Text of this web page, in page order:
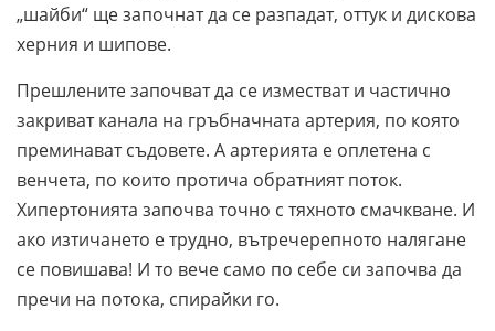
„шайби“ ще започнат да се разпадат, оттук и дискова
херния и шипове.
Прешлените започват да се изместват и частично
закриват канала на гръбначната артерия, по която
преминават съдовете. А артерията е оплетена с
венчета, по които протича обратният поток.
Хипертонията започва точно с тяхното смачкване. И
ако изтичането е трудно, вътречерепното налягане
се повишава! И то вече само по себе си започва да
пречи на потока, спирайки го.